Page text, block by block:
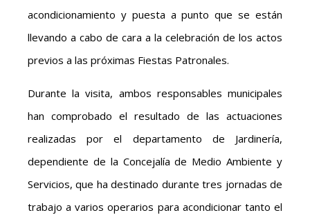
acondicionamiento y puesta a punto que se están
llevando a cabo de cara a la celebración de los actos
previos a las próximas Fiestas Patronales.
Durante la visita, ambos responsables municipales
han comprobado el resultado de las actuaciones
realizadas por el departamento de Jardinería,
dependiente de la Concejalía de Medio Ambiente y
Servicios, que ha destinado durante tres jornadas de
trabajo a varios operarios para acondicionar tanto el